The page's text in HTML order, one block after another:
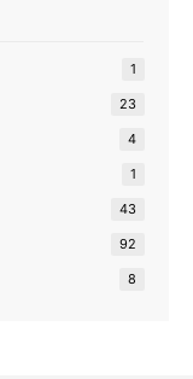
1
23
4
1
43
92
8